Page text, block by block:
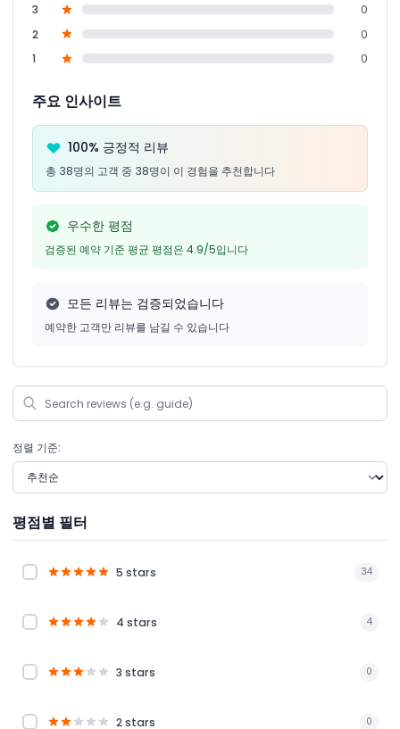
3
0
2
0
1
0
주요 인사이트
100% 긍정적 리뷰
총 38명의 고객 중 38명이 이 경험을 추천합니다
우수한 평점
검증된 예약 기준 평균 평점은 4.9/5입니다
모든 리뷰는 검증되었습니다
예약한 고객만 리뷰를 남길 수 있습니다
정렬 기준:
평점별 필터
5 stars 34
4 stars 4
3 stars 0
2 stars 0